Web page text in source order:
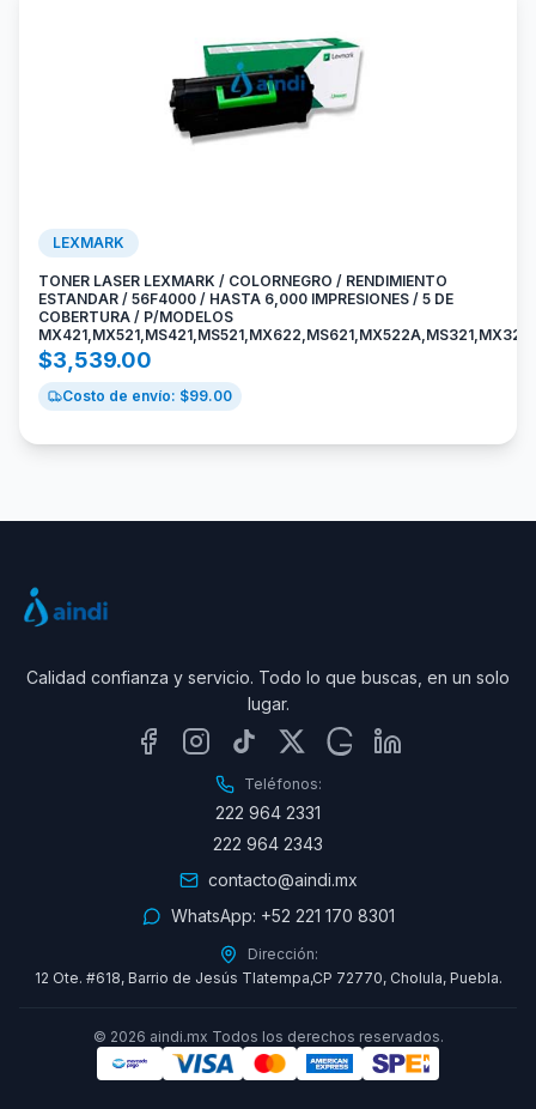
LEXMARK
TONER LASER LEXMARK / COLORNEGRO / RENDIMIENTO
ESTANDAR / 56F4000 / HASTA 6,000 IMPRESIONES / 5 DE
COBERTURA / P/MODELOS
MX421,MX521,MS421,MS521,MX622,MS621,MX522A,MS321,MX321
$3,539.00
Costo de envío: $99.00
Calidad confianza y servicio. Todo lo que buscas, en un solo
lugar.
Teléfonos:
222 964 2331
222 964 2343
contacto@aindi.mx
WhatsApp: +52 221 170 8301
Dirección:
12 Ote. #618, Barrio de Jesús Tlatempa,CP 72770, Cholula, Puebla.
© 2026 aindi.mx Todos los derechos reservados.